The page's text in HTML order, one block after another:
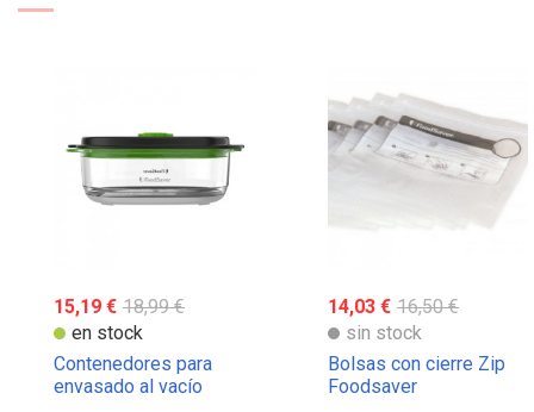
15,19 € 18,99 €
en stock
Contenedores para
envasado al vacío
14,03 € 16,50 €
sin stock
Bolsas con cierre Zip
Foodsaver